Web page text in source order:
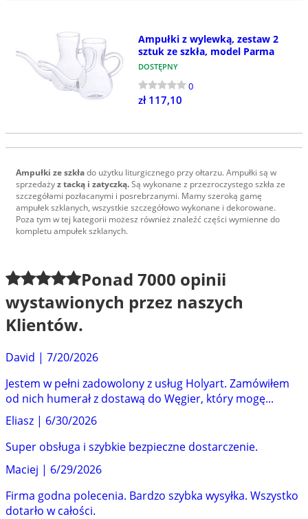
Ampułki z wylewką, zestaw 2
sztuk ze szkła, model Parma
DOSTĘPNY
0
zł 117,10
Ampułki ze szkłado użytku liturgicznego przy ołtarzu. Ampułki są w
sprzedażyz tacką i zatyczką.Są wykonane z przezroczystego szkła ze
szczegółami pozłacanymi i posrebrzanymi. Mamy szeroką gamę
ampułek szklanych, wszystkie szczegółowo wykonane i dekorowane.
Poza tym w tej kategorii możesz również znaleźć części wymienne do
kompletu ampułek szklanych.
Ponad 7000 opinii
wystawionych przez naszych
Klientów.
David | 7/20/2026
Jestem w pełni zadowolony z usług Holyart. Zamówiłem
od nich humerał z dostawą do Węgier, który mogę...
Eliasz | 6/30/2026
Super obsługa i szybkie bezpieczne dostarczenie.
Maciej | 6/29/2026
Firma godna polecenia. Bardzo szybka wysyłka. Wszystko
dotarło w całości.